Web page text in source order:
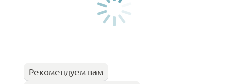
Рекомендуем вам